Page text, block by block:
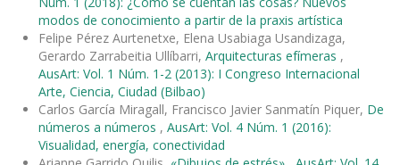
modos de conocimiento a partir de la praxis artística
Felipe Pérez Aurtenetxe, Elena Usabiaga Usandizaga,
Gerardo Zarrabeitia Ullíbarri, Arquitecturas efímeras ,
AusArt: Vol. 1 Núm. 1-2 (2013): I Congreso Internacional
Arte, Ciencia, Ciudad (Bilbao)
Carlos García Miragall, Francisco Javier Sanmatín Piquer, De
números a números , AusArt: Vol. 4 Núm. 1 (2016):
Visualidad, energía, conectividad